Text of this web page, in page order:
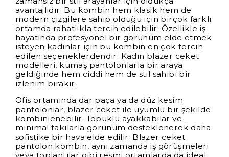
avantajlıdır. Bu kombin hem klasik hem de
modern çizgilere sahip olduğu için birçok farklı
ortamda rahatlıkla tercih edilebilir. Özellikle iş
hayatında profesyonel bir görünüm elde etmek
isteyen kadınlar için bu kombin en çok tercih
edilen seçeneklerdendir. Kadın blazer ceket
modelleri, kumaş pantolonlarla bir araya
geldiğinde hem ciddi hem de stil sahibi bir
izlenim bırakır.
Ofis ortamında dar paça ya da düz kesim
pantolonlar, blazer ceket ile uyumlu bir şekilde
kombinlenebilir. Topuklu ayakkabılar ve
minimal takılarla görünüm desteklenerek daha
sofistike bir hava elde edilir. Blazer ceket
pantolon kombin, aynı zamanda iş görüşmeleri